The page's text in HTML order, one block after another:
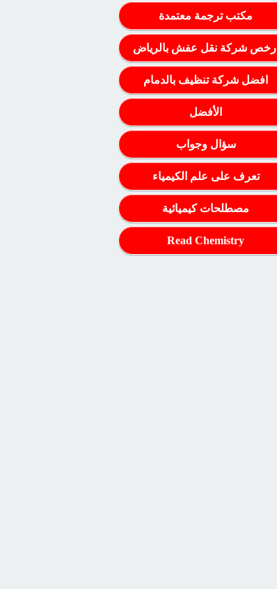
مكتب ترجمة معتمدة
ارخص شركة نقل عفش بالرياض
افضل شركة تنظيف بالدمام
الأفضل
سؤال وجواب
تعرف على علم الكيمياء
مصطلحات كيميائية
Read Chemistry